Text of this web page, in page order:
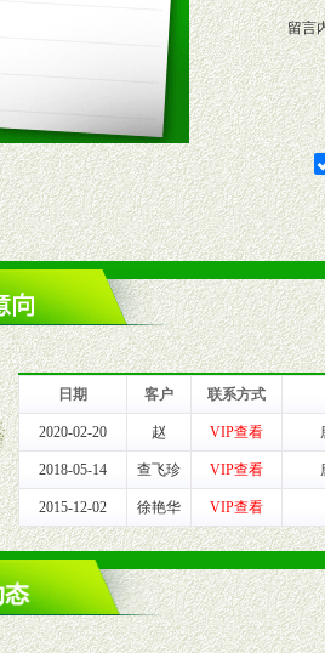
制度
市场操作一定
，滞销品给予
势
息服务咨询中
回复您的疑问。
：突发性产品
记录并合理妥
整理各区销售
效果显着的案
留言
日期 客户 联系方式
2020-02-20 赵 VIP查看
2018-05-14 查飞珍 VIP查看
2015-12-02 徐艳华 VIP查看